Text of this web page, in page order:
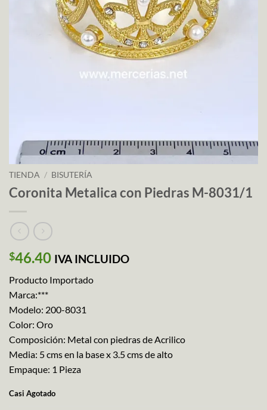
TIENDA / BISUTERÍA
Coronita Metalica con Piedras M-8031/1
$46.40 IVA INCLUIDO
Producto Importado
Marca:***
Modelo: 200-8031
Color: Oro
Composición: Metal con piedras de Acrilico
Media: 5 cms en la base x 3.5 cms de alto
Empaque: 1 Pieza
Casi Agotado